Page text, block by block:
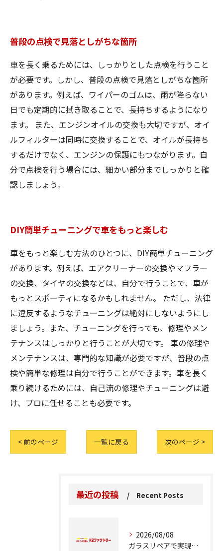
普段の点検で見落としがちな箇所
車を長く乗るためには、しっかりとした点検を行うこと
が必要です。しかし、普段の点検で見落としがちな箇所
があります。例えば、ワイパーのゴムは、雨が降らない
日でも定期的に拭き取ることで、長持ちするようになり
ます。 また、エンジンオイルの交換も大切ですが、オイ
ルフィルターは同時に交換することで、オイルが長持ち
するだけでなく、エンジンの保護にもつながります。自
分で点検を行う場合には、細かい部分までしっかりと確
認しましょう。
DIY簡単チューニングで車をもっと楽しむ
車をもっと楽しむ方法のひとつに、DIY簡単チューニング
があります。例えば、エアクリーナーの交換やマフラー
の交換、タイヤの交換などは、自分で行うことで、車が
もっとスポーティになるかもしれません。 ただし、法律
に違反するようなチューニングは絶対にしないようにし
ましょう。また、チューニングを行っても、修理やメン
テナンスはしっかりと行うことが大切です。 車の修理や
メンテナンスは、専門的な知識が必要ですが、普段の点
検や簡単な修理は自分で行うことができます。車を長く
乗り続けるためには、自己流の修理やチューニングは避
け、プロに任せることも必要です。
< 前のページ 一覧に戻る 次のページ >
最近の投稿 Recent Posts
2026/08/08
ガラスリペアで実現する交換前の応急処置の重要性